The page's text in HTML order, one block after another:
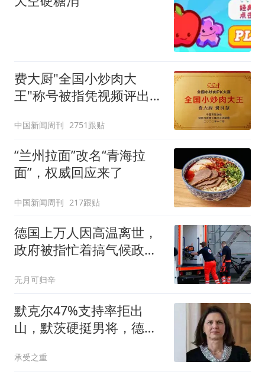
费大厨"全国小炒肉大
王"称号被指凭视频评出
中国新闻周刊 2751跟贴
“兰州拉面”改名“青海拉
面”，权威回应来了
中国新闻周刊 217跟贴
德国上万人因高温离世，
政府被指忙着搞气候政
无月可归辛
默克尔47%支持率拒出
山，默茨硬挺男将，德国
承受之重